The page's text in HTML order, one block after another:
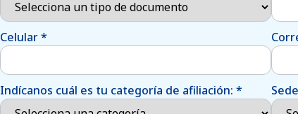
Celular*
Indícanos cuál es tu categoría de afiliación: *